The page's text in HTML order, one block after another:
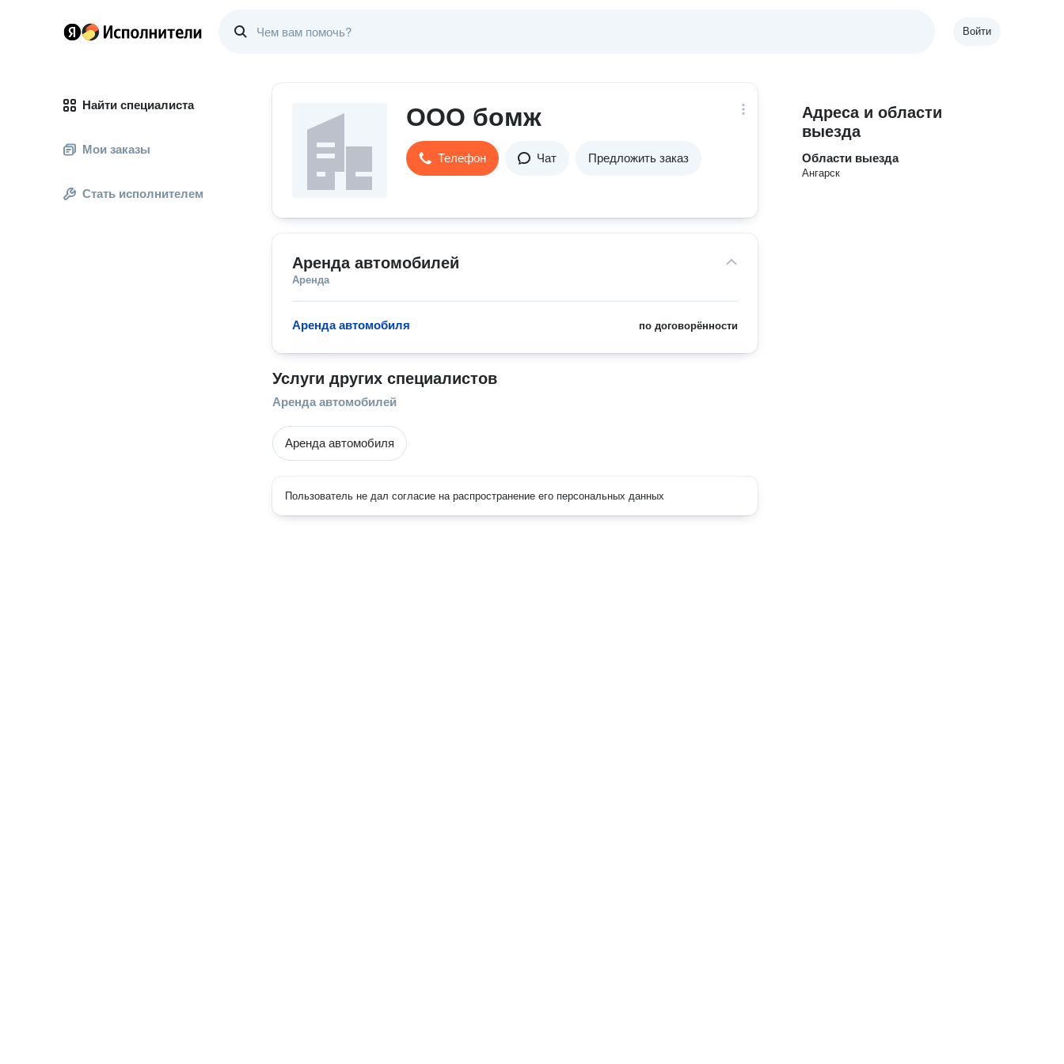
Войти
Найти специалиста
Мои заказы
Стать исполнителем
ООО бомж
Телефон Чат Предложить заказ
Аренда автомобилей
Аренда
по договорённости
Аренда автомобиля
Услуги других специалистов
Аренда автомобилей
Аренда автомобиля
Пользователь не дал согласие на распространение его персональных данных
Адреса и области
выезда
Области выезда
Ангарск